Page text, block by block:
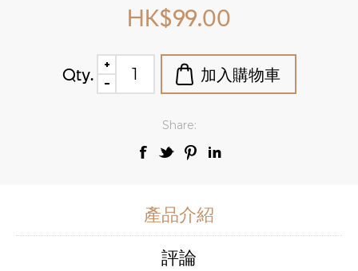
HK$99.00
Qty.
Share:
產品介紹
評論